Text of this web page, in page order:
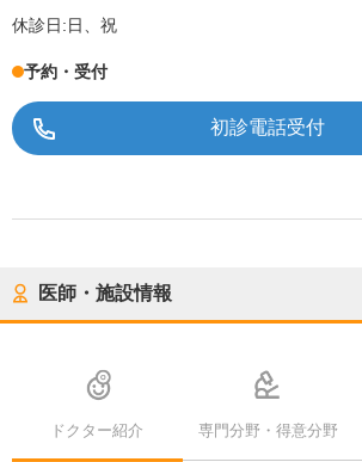
休診日:日、祝
予約・受付
初診電話受付
医師・施設情報
ドクター紹介 専門分野・得意分野